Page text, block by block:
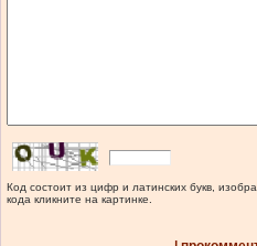
Код состоит из цифр и латинских букв,
кода кликните на картинке.